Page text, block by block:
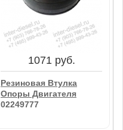
Передняя Крышка
04286168
В корзину
1071 руб.
Резиновая Втулка
Опоры Двигателя
02249777